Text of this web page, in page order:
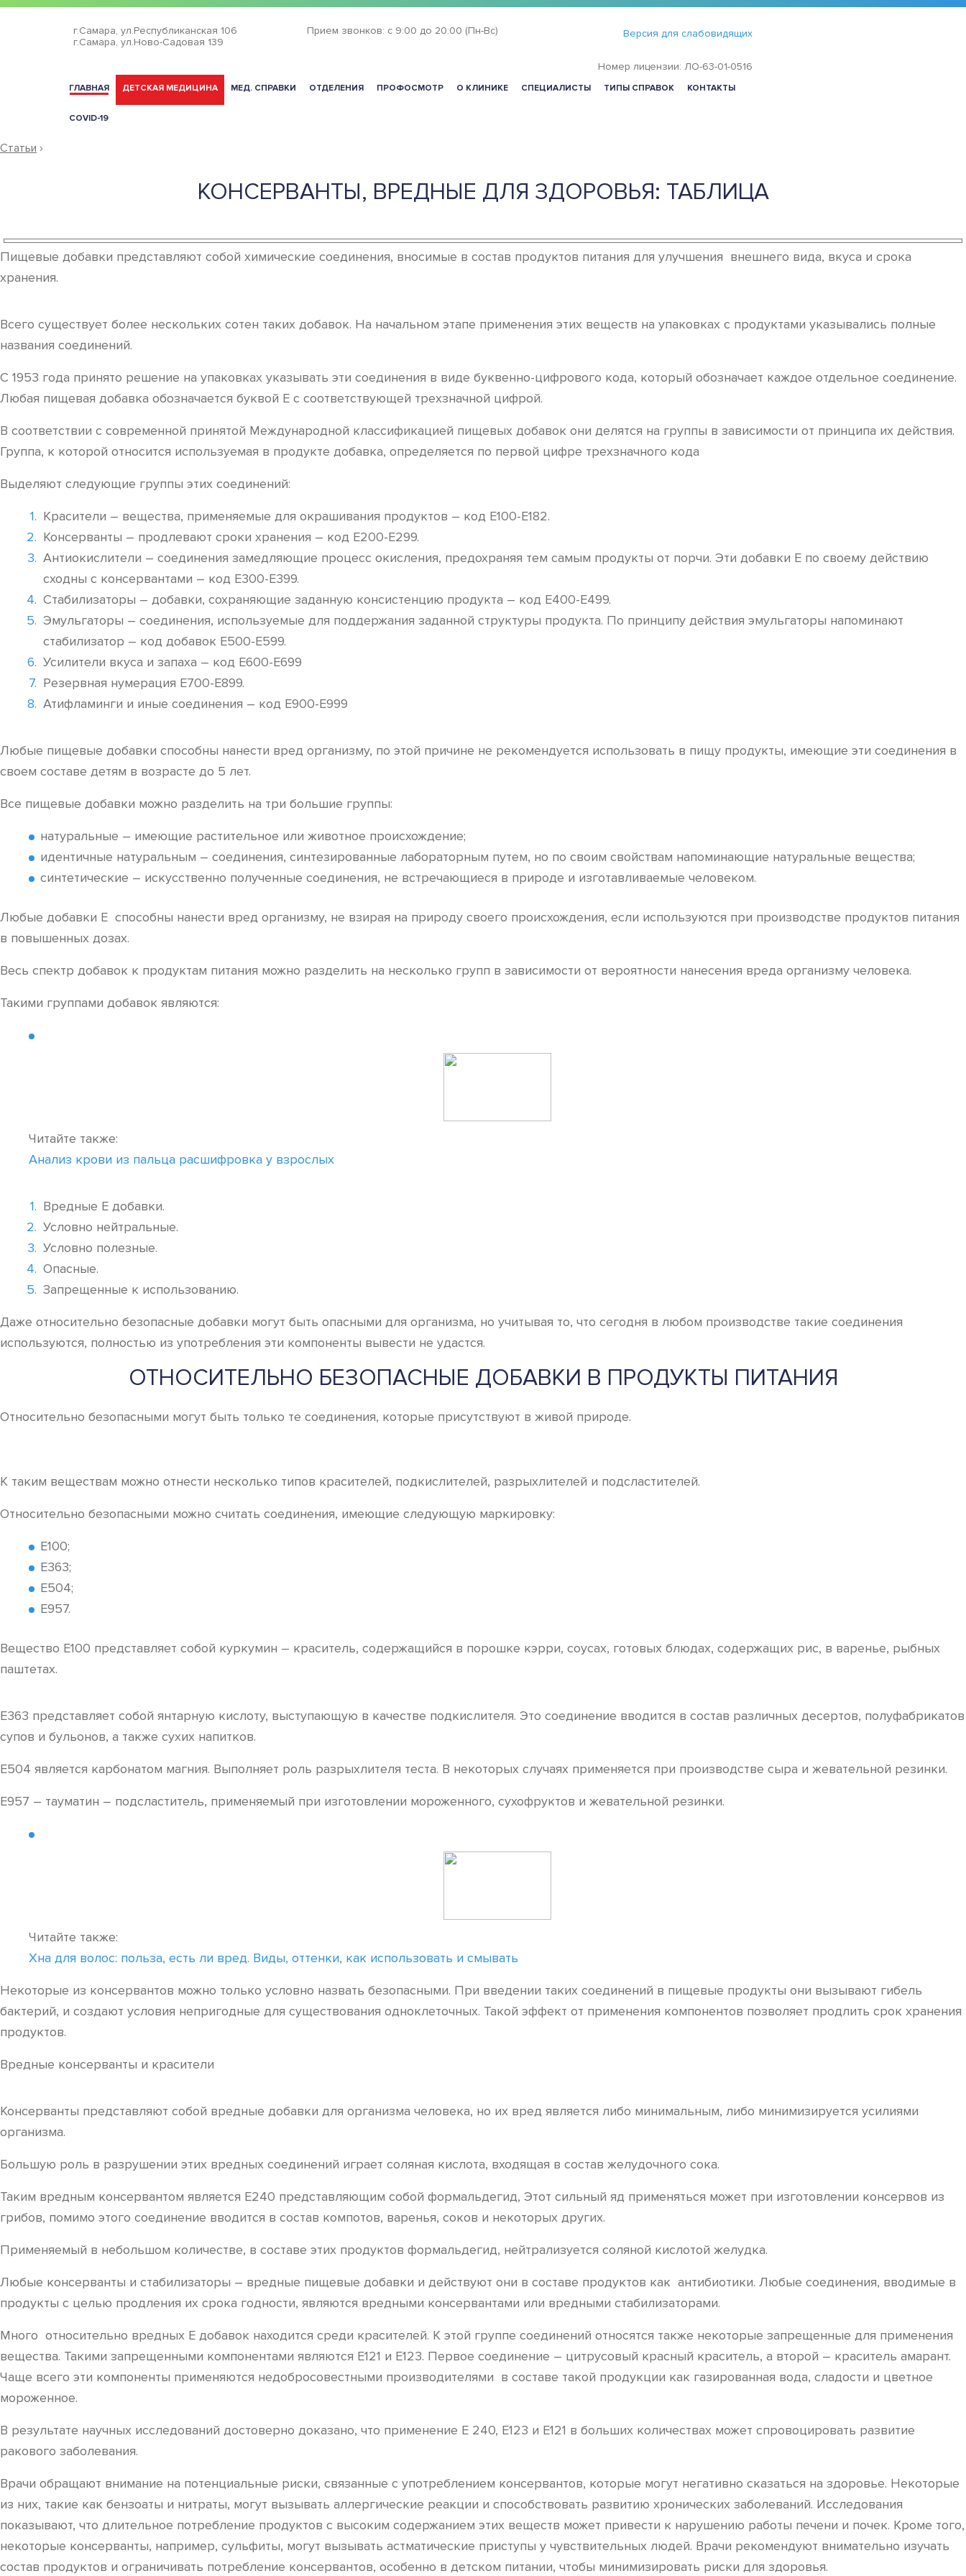
г.Самара, ул.Республиканская 106
г.Самара, ул.Ново-Садовая 139
Прием звонков: с 9:00 до 20:00 (Пн-Вс) Версия для слабовидящих
Номер лицензии: ЛО-63-01-0516
ГЛАВНАЯ ДЕТСКАЯ МЕДИЦИНА МЕД. СПРАВКИ ОТДЕЛЕНИЯ ПРОФОСМОТР О КЛИНИКЕ СПЕЦИАЛИСТЫ ТИПЫ СПРАВОК КОНТАКТЫ
COVID-19
Статьи ›
КОНСЕРВАНТЫ, ВРЕДНЫЕ ДЛЯ ЗДОРОВЬЯ: ТАБЛИЦА
Пищевые добавки представляют собой химические соединения, вносимые в состав продуктов питания для улучшения внешнего вида, вкуса и срока
хранения.
Всего существует более нескольких сотен таких добавок. На начальном этапе применения этих веществ на упаковках с продуктами указывались полные
названия соединений.
С 1953 года принято решение на упаковках указывать эти соединения в виде буквенно-цифрового кода, который обозначает каждое отдельное соединение.
Любая пищевая добавка обозначается буквой Е с соответствующей трехзначной цифрой.
В соответствии с современной принятой Международной классификацией пищевых добавок они делятся на группы в зависимости от принципа их действия.
Группа, к которой относится используемая в продукте добавка, определяется по первой цифре трехзначного кода
Выделяют следующие группы этих соединений:
Красители – вещества, применяемые для окрашивания продуктов – код Е100-Е182.
Консерванты – продлевают сроки хранения – код Е200-Е299.
Антиокислители – соединения замедляющие процесс окисления, предохраняя тем самым продукты от порчи. Эти добавки Е по своему действию
сходны с консервантами – код Е300-Е399.
Стабилизаторы – добавки, сохраняющие заданную консистенцию продукта – код Е400-Е499.
Эмульгаторы – соединения, используемые для поддержания заданной структуры продукта. По принципу действия эмульгаторы напоминают
стабилизатор – код добавок Е500-Е599.
Усилители вкуса и запаха – код Е600-Е699
Резервная нумерация Е700-Е899.
Атифламинги и иные соединения – код Е900-Е999
Любые пищевые добавки способны нанести вред организму, по этой причине не рекомендуется использовать в пищу продукты, имеющие эти соединения в
своем составе детям в возрасте до 5 лет.
Все пищевые добавки можно разделить на три большие группы:
натуральные – имеющие растительное или животное происхождение;
идентичные натуральным – соединения, синтезированные лабораторным путем, но по своим свойствам напоминающие натуральные вещества;
синтетические – искусственно полученные соединения, не встречающиеся в природе и изготавливаемые человеком.
Любые добавки Е способны нанести вред организму, не взирая на природу своего происхождения, если используются при производстве продуктов питания
в повышенных дозах.
Весь спектр добавок к продуктам питания можно разделить на несколько групп в зависимости от вероятности нанесения вреда организму человека.
Такими группами добавок являются:
Читайте также:
Анализ крови из пальца расшифровка у взрослых
Вредные Е добавки.
Условно нейтральные.
Условно полезные.
Опасные.
Запрещенные к использованию.
Даже относительно безопасные добавки могут быть опасными для организма, но учитывая то, что сегодня в любом производстве такие соединения
используются, полностью из употребления эти компоненты вывести не удастся.
ОТНОСИТЕЛЬНО БЕЗОПАСНЫЕ ДОБАВКИ В ПРОДУКТЫ ПИТАНИЯ
Относительно безопасными могут быть только те соединения, которые присутствуют в живой природе.
К таким веществам можно отнести несколько типов красителей, подкислителей, разрыхлителей и подсластителей.
Относительно безопасными можно считать соединения, имеющие следующую маркировку:
Е100;
Е363;
Е504;
Е957.
Вещество Е100 представляет собой куркумин – краситель, содержащийся в порошке кэрри, соусах, готовых блюдах, содержащих рис, в варенье, рыбных
паштетах.
Е363 представляет собой янтарную кислоту, выступающую в качестве подкислителя. Это соединение вводится в состав различных десертов, полуфабрикатов
супов и бульонов, а также сухих напитков.
Е504 является карбонатом магния. Выполняет роль разрыхлителя теста. В некоторых случаях применяется при производстве сыра и жевательной резинки.
Е957 – тауматин – подсластитель, применяемый при изготовлении мороженного, сухофруктов и жевательной резинки.
Читайте также:
Хна для волос: польза, есть ли вред. Виды, оттенки, как использовать и смывать
Некоторые из консервантов можно только условно назвать безопасными. При введении таких соединений в пищевые продукты они вызывают гибель
бактерий, и создают условия непригодные для существования одноклеточных. Такой эффект от применения компонентов позволяет продлить срок хранения
продуктов.
Вредные консерванты и красители
Консерванты представляют собой вредные добавки для организма человека, но их вред является либо минимальным, либо минимизируется усилиями
организма.
Большую роль в разрушении этих вредных соединений играет соляная кислота, входящая в состав желудочного сока.
Таким вредным консервантом является Е240 представляющим собой формальдегид, Этот сильный яд применяться может при изготовлении консервов из
грибов, помимо этого соединение вводится в состав компотов, варенья, соков и некоторых других.
Применяемый в небольшом количестве, в составе этих продуктов формальдегид, нейтрализуется соляной кислотой желудка.
Любые консерванты и стабилизаторы – вредные пищевые добавки и действуют они в составе продуктов как антибиотики. Любые соединения, вводимые в
продукты с целью продления их срока годности, являются вредными консервантами или вредными стабилизаторами.
Много относительно вредных Е добавок находится среди красителей. К этой группе соединений относятся также некоторые запрещенные для применения
вещества. Такими запрещенными компонентами являются Е121 и Е123. Первое соединение – цитрусовый красный краситель, а второй – краситель амарант.
Чаще всего эти компоненты применяются недобросовестными производителями в составе такой продукции как газированная вода, сладости и цветное
мороженное.
В результате научных исследований достоверно доказано, что применение Е 240, Е123 и Е121 в больших количествах может спровоцировать развитие
ракового заболевания.
Врачи обращают внимание на потенциальные риски, связанные с употреблением консервантов, которые могут негативно сказаться на здоровье. Некоторые
из них, такие как бензоаты и нитраты, могут вызывать аллергические реакции и способствовать развитию хронических заболеваний. Исследования
показывают, что длительное потребление продуктов с высоким содержанием этих веществ может привести к нарушению работы печени и почек. Кроме того,
некоторые консерванты, например, сульфиты, могут вызывать астматические приступы у чувствительных людей. Врачи рекомендуют внимательно изучать
состав продуктов и ограничивать потребление консервантов, особенно в детском питании, чтобы минимизировать риски для здоровья.